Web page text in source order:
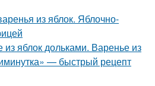
из яблок. Яблочно-
яблок дольками. Варенье из
— быстрый рецепт